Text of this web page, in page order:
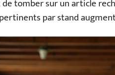
tomber sur un article
par stand